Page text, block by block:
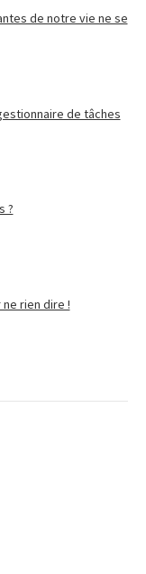
de notre vie ne se
de tâches
?
rien dire !